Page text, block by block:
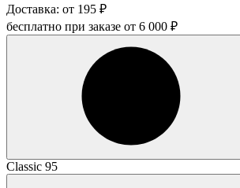
Доставка: от 195 ₽
бесплатно при заказе от 6 000 ₽
Classic 95